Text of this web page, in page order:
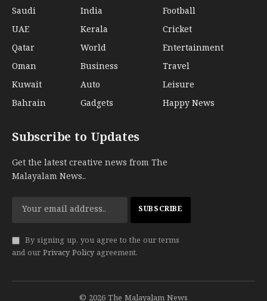
Saudi
UAE
Qatar
Oman
Kuwait
Bahrain
India
Kerala
World
Business
Auto
Gadgets
Football
Cricket
Entertainment
Travel
Leisure
Happy News
Subscribe to Updates
Get the latest creative news from The
Malayalam News..
By signing up, you agree to the our terms
and our Privacy Policy agreement.
© 2026 The Malayalam News